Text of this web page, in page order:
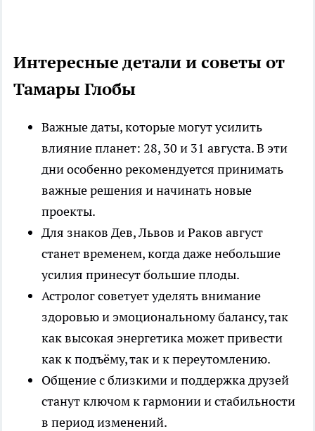
Интересные детали и советы от
Тамары Глобы
Важные даты, которые могут усилить
влияние планет: 28, 30 и 31 августа. В эти
дни особенно рекомендуется принимать
важные решения и начинать новые
проекты.
Для знаков Дев, Львов и Раков август
станет временем, когда даже небольшие
усилия принесут большие плоды.
Астролог советует уделять внимание
здоровью и эмоциональному балансу, так
как высокая энергетика может привести
как к подъёму, так и к переутомлению.
Общение с близкими и поддержка друзей
станут ключом к гармонии и стабильности
в период изменений.